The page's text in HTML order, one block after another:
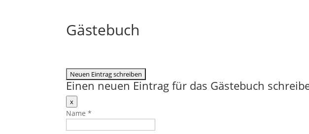
Gästebuch
Einen neuen Eintrag für das Gästebuch
xDieses
Formular
ausblenden
Name*